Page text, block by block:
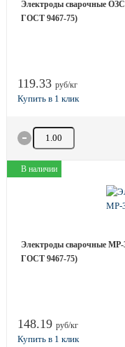
Электроды сварочные
ГОСТ 9467-75)
119.33 руб/кг
Количество товара
В наличии
Электроды сварочные
ГОСТ 9467-75)
148.19 руб/кг